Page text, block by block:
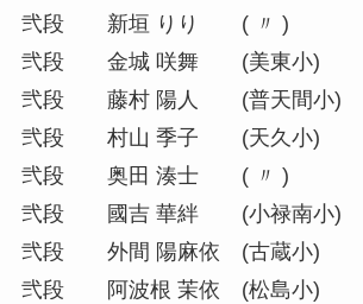
弐段 新垣 りり ( 〃 )
弐段 金城 咲舞 (美東小)
弐段 藤村 陽人 (普天間小)
弐段 村山 季子 (天久小)
弐段 奥田 湊士 ( 〃 )
弐段 國吉 華絆 (小禄南小)
弐段 外間 陽麻依 (古蔵小)
弐段 阿波根 茉依 (松島小)